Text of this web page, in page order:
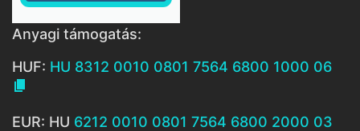
Anyagi támogatás:
HUF: HU 8312 0010 0801 7564 6800 1000 06

EUR: HU 6212 0010 0801 7564 6800 2000 03